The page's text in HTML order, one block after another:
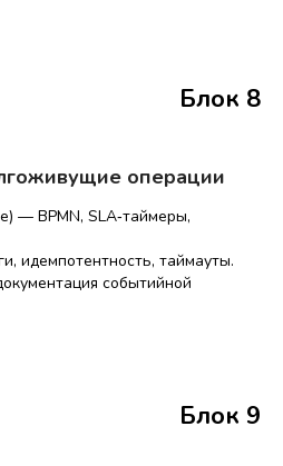
Блок 8
операции
— BPMN, SLA‑таймеры,
идемпотентность, таймауты.
событийной
Блок 9